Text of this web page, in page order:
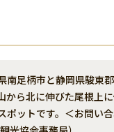
南足柄市と静岡県駿東
から北に伸びた尾根上に
ポットです。＜お問い